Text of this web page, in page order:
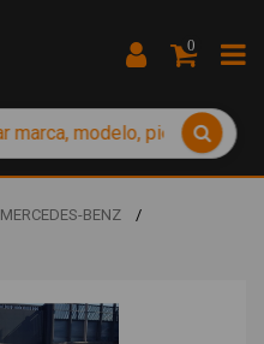
0
MERCEDES-BENZ
/